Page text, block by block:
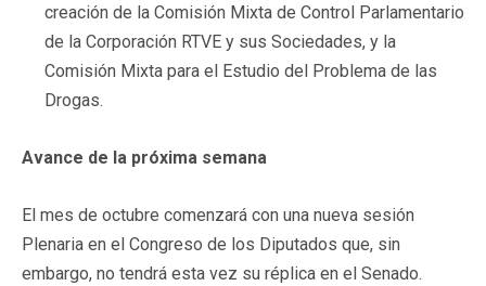
creación de la Comisión Mixta de Control Parlamentario
de la Corporación RTVE y sus Sociedades, y la
Comisión Mixta para el Estudio del Problema de las
Drogas.
Avance de la próxima semana
El mes de octubre comenzará con una nueva sesión
Plenaria en el Congreso de los Diputados que, sin
embargo, no tendrá esta vez su réplica en el Senado.